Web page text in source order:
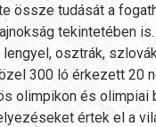
össze tudását a
tekintetében
osztrák,
300 ló érkezett 20
olimpikon és olimpiai
értek el a